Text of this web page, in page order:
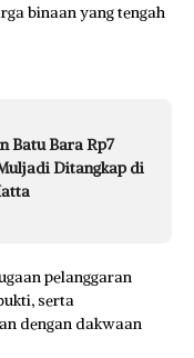
binaan yang tengah
Batu Bara Rp7
Ditangkap di
pelanggaran
serta
dengan dakwaan